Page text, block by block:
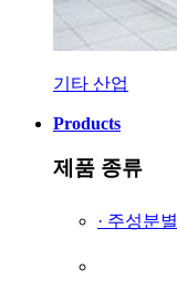
기타 산업
Products
제품 종류
· 주성분별